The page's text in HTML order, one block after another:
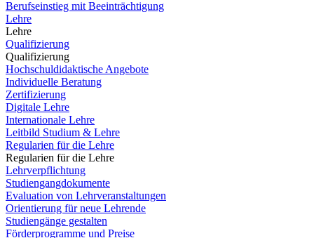
Berufseinstieg mit Beeinträchtigung
Lehre
Lehre
Qualifizierung
Qualifizierung
Hochschuldidaktische Angebote
Individuelle Beratung
Zertifizierung
Digitale Lehre
Internationale Lehre
Leitbild Studium & Lehre
Regularien für die Lehre
Regularien für die Lehre
Lehrverpflichtung
Studiengangdokumente
Evaluation von Lehrveranstaltungen
Orientierung für neue Lehrende
Studiengänge gestalten
Förderprogramme und Preise